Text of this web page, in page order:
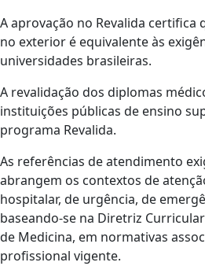
A aprovação no Revalida certifica
no exterior é equivalente às
universidades brasileiras.
A revalidação dos diplomas
instituições públicas de ensino
programa Revalida.
As referências de atendimento
abrangem os contextos de
hospitalar, de urgência, de
baseando-se na Diretriz
de Medicina, em normativas
profissional vigente.